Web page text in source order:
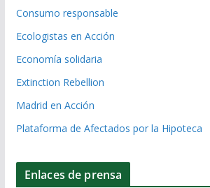
Consumo responsable
Ecologistas en Acción
Economía solidaria
Extinction Rebellion
Madrid en Acción
Plataforma de Afectados por la Hipoteca
Enlaces de prensa